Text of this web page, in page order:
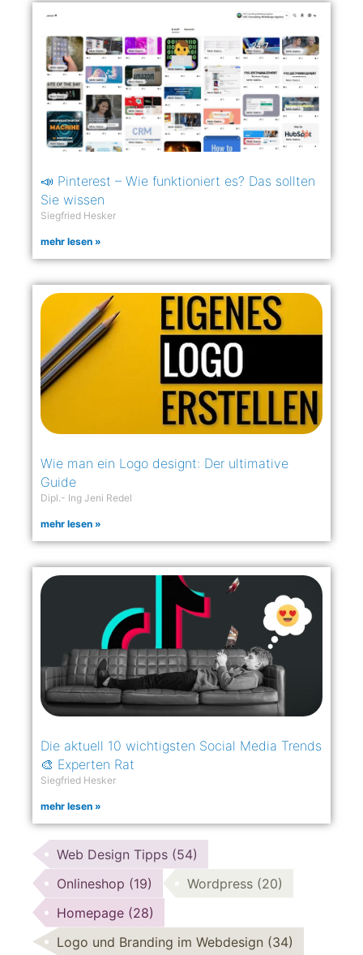
📣 Pinterest – Wie funktioniert es? Das sollten
Sie wissen
Siegfried Hesker
mehr lesen »
Wie man ein Logo designt: Der ultimative
Guide
Dipl.- Ing Jeni Redel
mehr lesen »
Die aktuell 10 wichtigsten Social Media Trends​
🎨 Experten Rat
Siegfried Hesker
mehr lesen »
Web Design Tipps (54)
Onlineshop (19) Wordpress (20)
Homepage (28)
Logo und Branding im Webdesign (34)